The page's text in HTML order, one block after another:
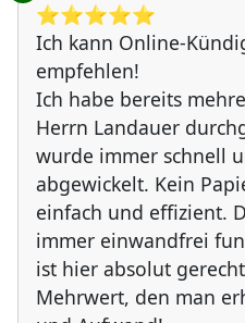
⭐️⭐️⭐️⭐️⭐️
Ich kann Online-
empfehlen!
Ich habe bereits
Herrn Landauer
wurde immer schnell
abgewickelt. Kein
einfach und effizient.
immer einwandfrei
ist hier absolut
Mehrwert, den man